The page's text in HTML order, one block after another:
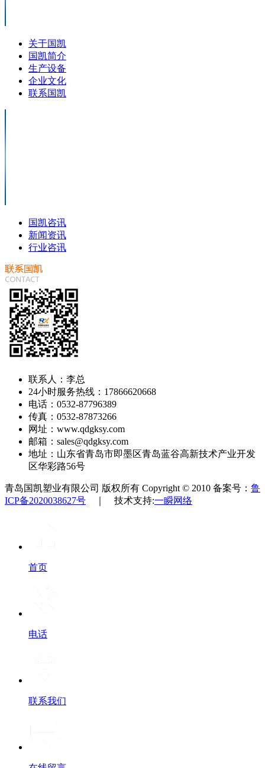
关于国凯
国凯简介
生产设备
企业文化
联系国凯
国凯咨讯
新闻资讯
行业咨讯
联系人：李总
24小时服务热线：17866620668
电话：0532-87796389
传真：0532-87873266
网址：www.qdgksy.com
邮箱：sales@qdgksy.com
地址：山东省青岛市即墨区青岛蓝谷高新技术产业开发
区华彩路56号
青岛国凯塑业有限公司 版权所有 Copyright © 2010 备案号： 鲁
ICP备2020038627号 ｜ 技术支持:一瞬网络
首页
电话
联系我们